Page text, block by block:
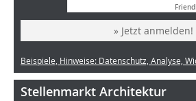
» Jetzt anmelden!
Beispiele, Hinweise: Datenschutz, Analyse,
Stellenmarkt Architektur